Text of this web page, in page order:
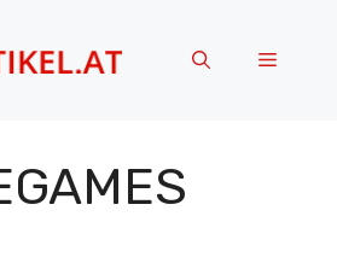
Menü